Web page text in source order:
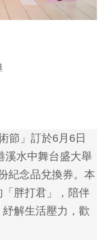
節」訂於6月6日
溪水中舞台盛大舉
紀念品兌換券。本
胖打君」，陪伴
解生活壓力，歡